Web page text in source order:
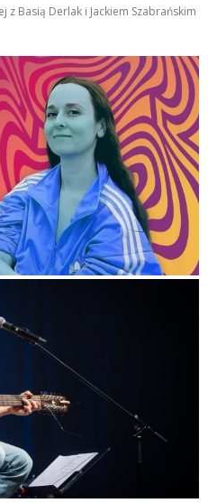
Basią Derlak i Jackiem Szabrańskim